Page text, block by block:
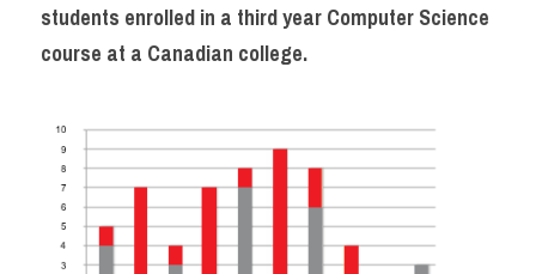
students enrolled in a third year Computer Science
course at a Canadian college.